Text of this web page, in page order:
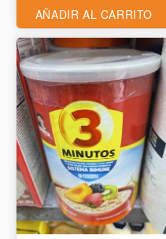
AÑADIR AL CARRITO